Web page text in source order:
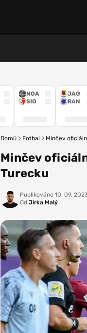
NOA
SIO
JAG
RAN
Domů Fotbal Minčev
Minčev
Turecku
Publikováno 10. 09.
Od Jirka Malý